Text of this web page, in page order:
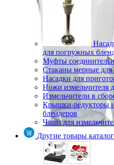
для погружных
Муфты
Стаканы мерные для
Насадки для
Ножи измельчителя
Измельчители в
Крышки-редукторы
блендеров
Чаши для
Другие товары